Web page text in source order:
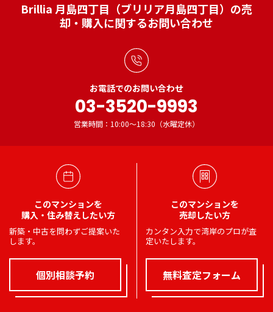
Brillia 月島四丁目（ブリリア月島四丁目）の売
却・購入に関するお問い合わせ
お電話でのお問い合わせ
03-3520-9993
営業時間：10:00～18:30（水曜定休）
このマンションを
購入・住み替えしたい方
新築・中古を問わずご提案いた
します。
個別相談予約
このマンションを
売却したい方
カンタン入力で湾岸のプロが査
定いたします。
無料査定フォーム